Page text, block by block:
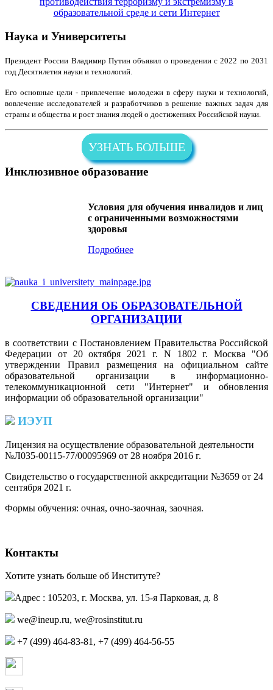
образовательной среде и сети Интернет
Наука и Университеты
Президент России Владимир Путин объявил о проведении с 2022 по 2031
год Десятилетия науки и технологий.
Его основные цели - привлечение молодежи в сферу науки и технологий,
вовлечение исследователей и разработчиков в решение важных задач для
страны и общества и рост знания людей о достижениях Российской науки.
УЗНАТЬ БОЛЬШЕ
Инклюзивное образование
Условия для обучения инвалидов и лиц
с ограниченными возможностями
здоровья
Подробнее
СВЕДЕНИЯ ОБ ОБРАЗОВАТЕЛЬНОЙ
ОРГАНИЗАЦИИ
в соответствии с Постановлением Правительства Российской
Федерации от 20 октября 2021 г. N 1802 г. Москва "Об
утверждении Правил размещения на официальном сайте
образовательной организации в информационно-
телекоммуникационной сети "Интернет" и обновления
информации об образовательной организации"
ИЭУП
Лицензия на осуществление образовательной деятельности
№Л035-00115-77/00095969 от 28 ноября 2016 г.
Свидетельство о государственной аккредитации №3659 от 24
сентября 2021 г.
Формы обучения: очная, очно-заочная, заочная.
Контакты
Хотите узнать больше об Институте?
Адрес : 105203, г. Москва, ул. 15-я Парковая, д. 8
,
+7 (499) 464-83-81, +7 (499) 464-56-55